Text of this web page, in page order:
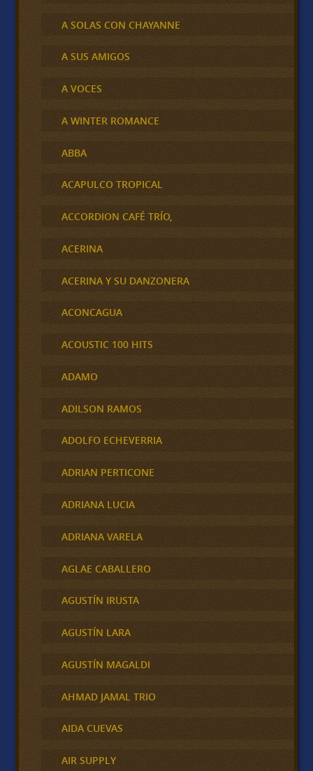
A SOLAS CON CHAYANNE
A SUS AMIGOS
A VOCES
A WINTER ROMANCE
ABBA
ACAPULCO TROPICAL
ACCORDION CAFÉ TRÍO,
ACERINA
ACERINA Y SU DANZONERA
ACONCAGUA
ACOUSTIC 100 HITS
ADAMO
ADILSON RAMOS
ADOLFO ECHEVERRIA
ADRIAN PERTICONE
ADRIANA LUCIA
ADRIANA VARELA
AGLAE CABALLERO
AGUSTÍN IRUSTA
AGUSTÍN LARA
AGUSTÍN MAGALDI
AHMAD JAMAL TRIO
AIDA CUEVAS
AIR SUPPLY